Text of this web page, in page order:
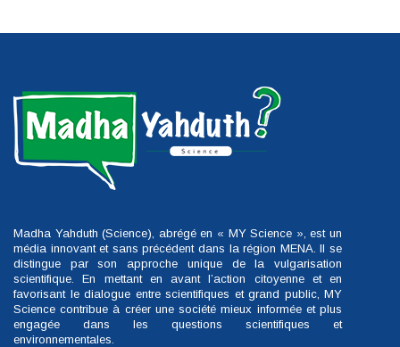
Madha Yahduth (Science), abrégé en « MY Science », est un
média innovant et sans précédent dans la région MENA. Il se
distingue par son approche unique de la vulgarisation
scientifique. En mettant en avant l’action citoyenne et en
favorisant le dialogue entre scientifiques et grand public, MY
Science contribue à créer une société mieux informée et plus
engagée dans les questions scientifiques et
environnementales.